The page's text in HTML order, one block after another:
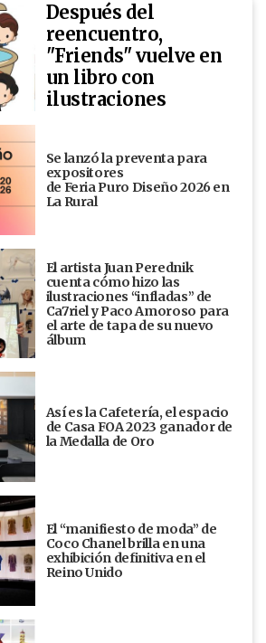
Después del
reencuentro,
"Friends" vuelve en
un libro con
ilustraciones
Se lanzó la preventa para
expositores
de Feria Puro Diseño 2026 en
La Rural
El artista Juan Perednik
cuenta cómo hizo las
ilustraciones “infladas” de
Ca7riel y Paco Amoroso para
el arte de tapa de su nuevo
álbum
Así es la Cafetería, el espacio
de Casa FOA 2023 ganador de
la Medalla de Oro
El “manifiesto de moda” de
Coco Chanel brilla en una
exhibición definitiva en el
Reino Unido